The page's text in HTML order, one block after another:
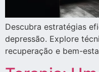
Descubra estratégias
depressão. Explore
recuperação e bem-